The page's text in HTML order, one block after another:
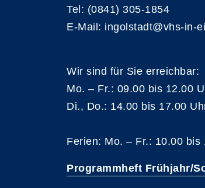
Tel: (0841) 305-1854
E-Mail: ingolstadt@vhs-in-
Wir sind für Sie erreichbar:
Mo. – Fr.: 09.00 bis 12.00
Di., Do.: 14.00 bis 17.00
Ferien: Mo. – Fr.: 10.00 bis
Programmheft Frühjahr/